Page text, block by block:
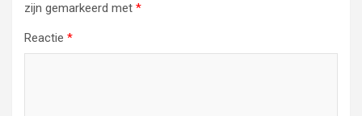
zijn gemarkeerd met *
Reactie *